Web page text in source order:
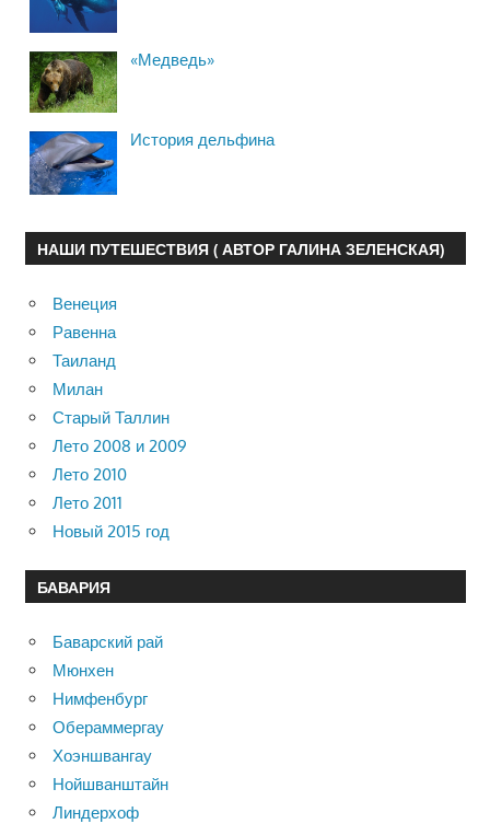
«Медведь»
История дельфина
НАШИ ПУТЕШЕСТВИЯ ( АВТОР ГАЛИНА ЗЕЛЕНСКАЯ)
Венеция
Равенна
Таиланд
Милан
Старый Таллин
Лето 2008 и 2009
Лето 2010
Лето 2011
Новый 2015 год
БАВАРИЯ
Баварский рай
Мюнхен
Нимфенбург
Обераммергау
Хоэншвангау
Нойшванштайн
Линдерхоф